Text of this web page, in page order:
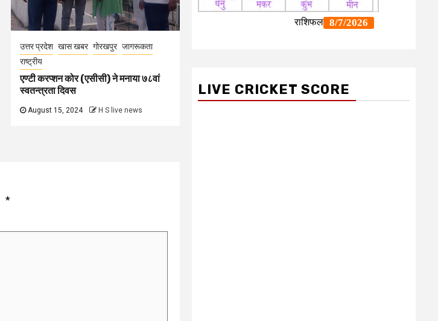
उत्तर प्रदेश खास खबर गोरखपुर जागरूकता
राष्ट्रीय
एण्टी करप्शन कोर (एसीसी) ने मनाया ७८वां
स्वतन्त्रता दिवस
August 15, 2024 H S live news
*
LIVE CRICKET SCORE